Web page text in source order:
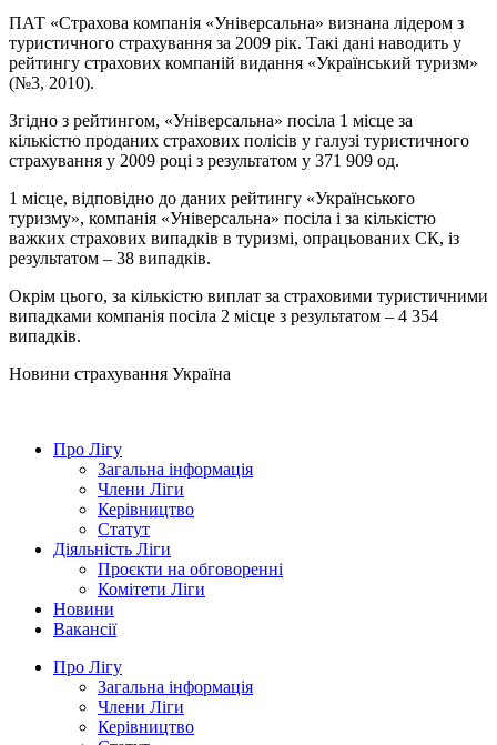
ПАТ «Страхова компанія «Універсальна» визнана лідером з
туристичного страхування за 2009 рік. Такі дані наводить у
рейтингу страхових компаній видання «Український туризм»
(№3, 2010).
Згідно з рейтингом, «Універсальна» посіла 1 місце за
кількістю проданих страхових полісів у галузі туристичного
страхування у 2009 році з результатом у 371 909 од.
1 місце, відповідно до даних рейтингу «Українського
туризму», компанія «Універсальна» посіла і за кількістю
важких страхових випадків в туризмі, опрацьованих СК, із
результатом – 38 випадків.
Окрім цього, за кількістю виплат за страховими туристичними
випадками компанія посіла 2 місце з результатом – 4 354
випадків.
Новини страхування Україна
Про Лігу
Загальна інформація
Члени Ліги
Керівництво
Статут
Діяльність Ліги
Проєкти на обговоренні
Комітети Ліги
Новини
Вакансії
Про Лігу
Загальна інформація
Члени Ліги
Керівництво